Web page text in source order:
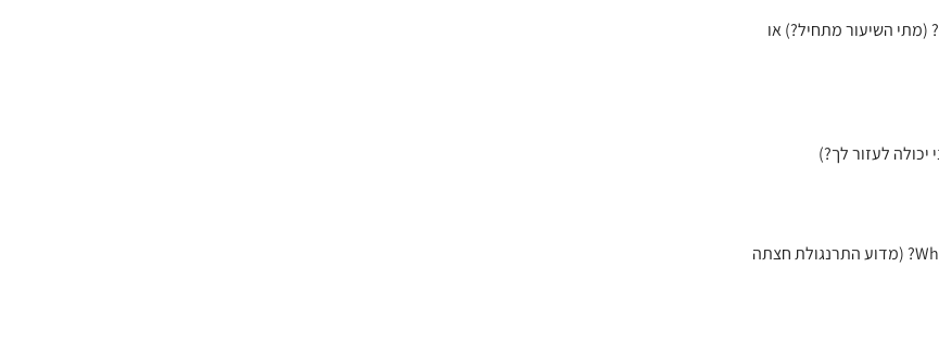
מילת שאלה הנועדה לקבל תשובה על זמן מסוים: When does the lesson start? (מתי השיעור מתחיל?) או
מילת שאלה הנועדה לקבל תשובה על סיבה: Why did the chicken cross the road? (מדוע התרנגולת חצתה